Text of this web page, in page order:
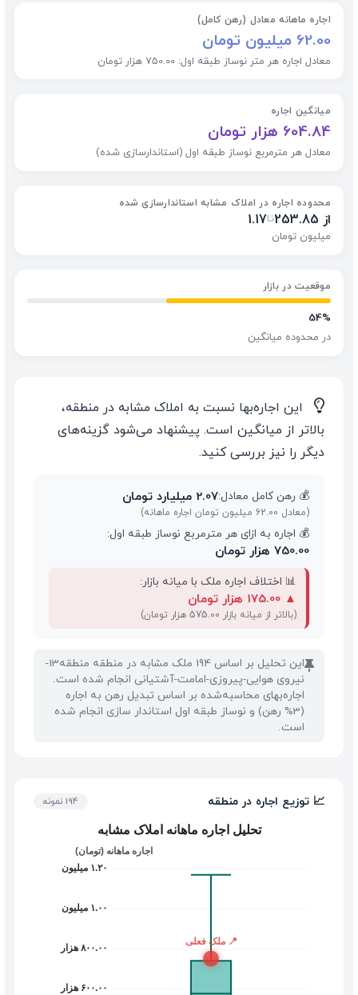
اجاره ماهانه معادل (رهن کامل)
62.00 میلیون تومان
معادل اجاره هر متر نوساز طبقه اول: 750.00 هزار تومان
میانگین اجاره
604.84 هزار تومان
معادل هر مترمربع نوساز طبقه اول (استاندارسازی شده)
محدوده اجاره در املاک مشابه استاندارسازی شده
از 253.85 تا1.17
میلیون تومان
موقعیت در بازار
54%
در محدوده میانگین
💡
این اجاره‌بها نسبت به املاک مشابه در منطقه،
بالاتر از میانگین است. پیشنهاد می‌شود گزینه‌های
دیگر را نیز بررسی کنید.
💰 رهن کامل معادل:2.07 میلیارد تومان
(معادل 62.00 میلیون تومان اجاره ماهانه)
💰 اجاره به ازای هر مترمربع نوساز طبقه اول:
750.00 هزار تومان
📊 اختلاف اجاره ملک با میانه بازار:
▲175.00 هزار تومان
(بالاتر از میانه بازار 575.00 هزار تومان)
📌
این تحلیل بر اساس 194 ملک مشابه در منطقه منطقه13-
نیروی هوایی-پیروزی-امامت-آشتیانی انجام شده است.
اجاره‌بهای محاسبه‌شده بر اساس تبدیل رهن به اجاره
(3% رهن) و نوساز طبقه اول استاندار سازی انجام شده
است.
📈 توزیع اجاره در منطقه 194 نمونه